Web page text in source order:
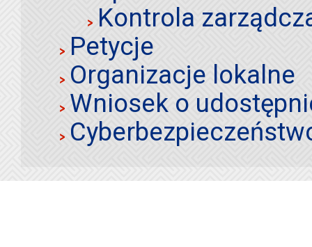
Kontrola
Petycje
Organizacje lokalne
Wniosek o